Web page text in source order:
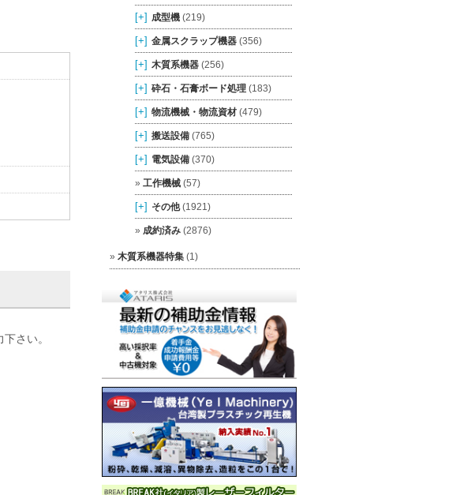
[+] 成型機(219)
[+] 金属スクラップ機器(356)
[+] 木質系機器(256)
[+] 砕石・石膏ボード処理(183)
[+] 物流機械・物流資材(479)
[+] 搬送設備(765)
[+] 電気設備(370)
工作機械(57)
[+] その他(1921)
成約済み(2876)
木質系機器特集(1)